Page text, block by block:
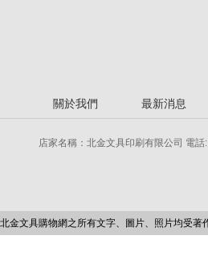
關於我們 最新消息
店家名稱：北金文具印刷有限公司 電
北金文具購物網之所有文字、圖片、照片均受